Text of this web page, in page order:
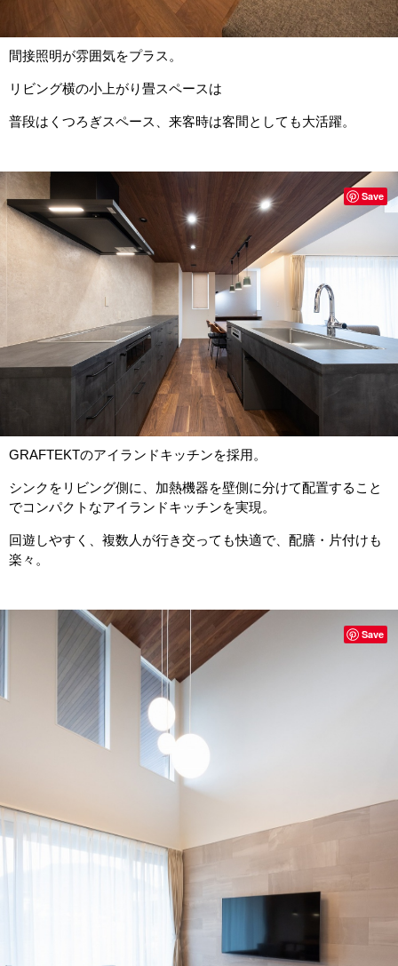
間接照明が雰囲気をプラス。
リビング横の小上がり畳スペースは
普段はくつろぎスペース、来客時は客間としても大活躍。
GRAFTEKTのアイランドキッチンを採用。
シンクをリビング側に、加熱機器を壁側に分けて配置すること
でコンパクトなアイランドキッチンを実現。
回遊しやすく、複数人が行き交っても快適で、配膳・片付けも
楽々。
Save
Save